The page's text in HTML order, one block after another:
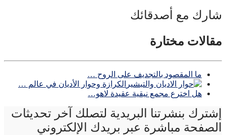
شارك مع أصدقائك
مقالات مختارة
ما المقصود بالتجديف على الروح …
الكرازة وحوار الأديان في عالم …
هل اخترع مجمع نيقية عقيدة لاهو…
إشترك بنشرتنا البريدية لتصلك آخر تحديثات
الصفحة مباشرة عبر بريدك الإلكتروني